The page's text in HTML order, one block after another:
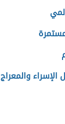
والمعراج